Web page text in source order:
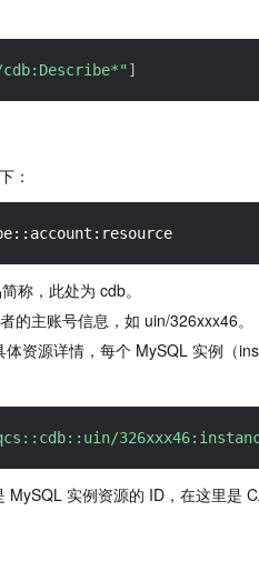
cdb:Describe*" ]
：
称，此处为 cdb。
的主账号信息，如 uin/326xxx46。
资源详情，每个 MySQL 实例（
MySQL 实例资源的 ID，在这里是